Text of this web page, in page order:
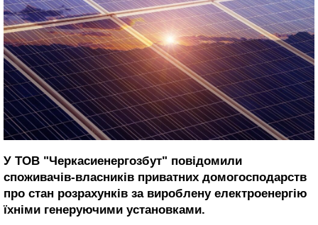
У ТОВ "Черкасиенергозбут" повідомили
споживачів-власників приватних домогосподарств
про стан розрахунків за вироблену електроенергію
їхніми генеруючими установками.